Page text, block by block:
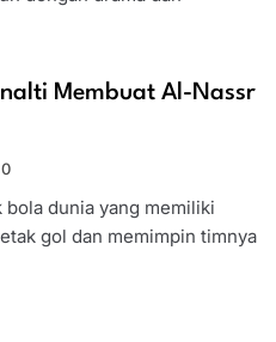
Membuat Al-Nassr
0
dunia yang memiliki
gol dan memimpin timnya